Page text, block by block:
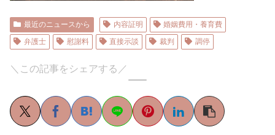
最近のニュースから 内容証明
婚姻費用・養育費
弁護士
慰謝料 直接示談 裁判 調停
＼この記事をシェアする／